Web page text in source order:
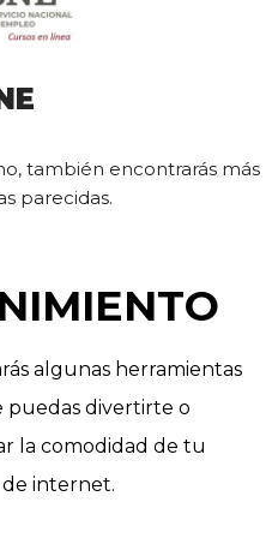
también encontrarás más
parecidas.
algunas herramientas
puedas divertirte o
la comodidad de tu
internet.